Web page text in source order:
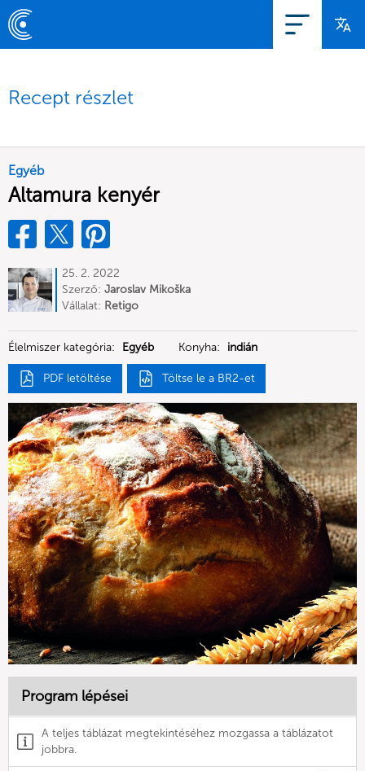
Recept részlet
Egyéb
Altamura kenyér
25. 2. 2022
Szerző: Jaroslav Mikoška
Vállalat: Retigo
Élelmiszer kategória: Egyéb Konyha: indián
PDF letöltése Töltse le a BR2-et
Program lépései
A teljes táblázat megtekintéséhez mozgassa a táblázatot
jobbra.